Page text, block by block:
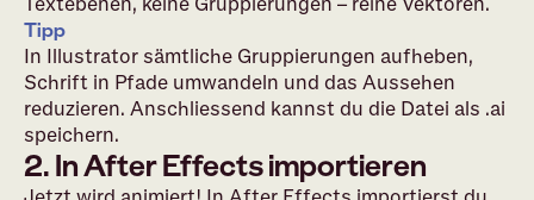
Textebenen, keine Gruppierungen – reine Vektoren.
Tipp
In Illustrator sämtliche Gruppierungen aufheben,
Schrift in Pfade umwandeln und das Aussehen
reduzieren. Anschliessend kannst du die Datei als .ai
speichern.
2. In After Effects importieren